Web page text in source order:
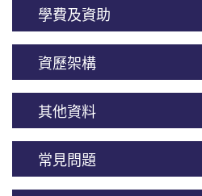
學費及資助
資歷架構
其他資料
常見問題